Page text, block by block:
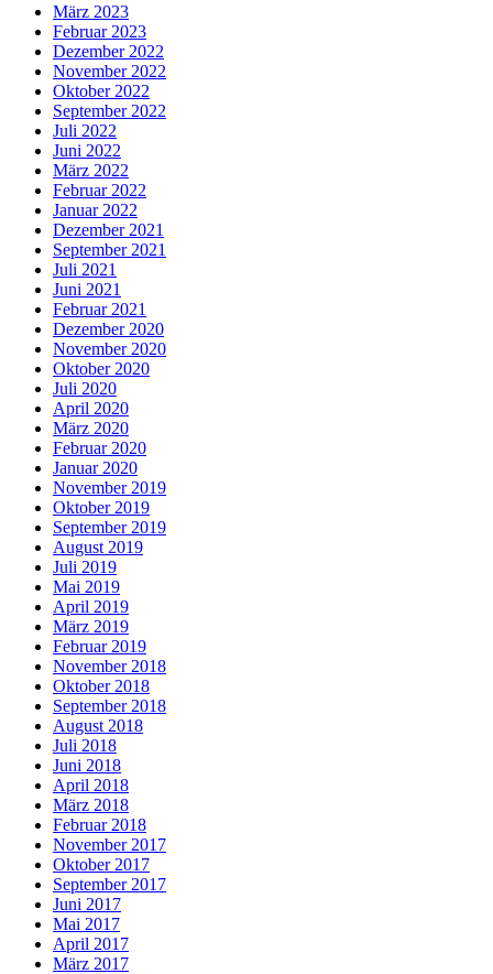
März 2023
Februar 2023
Dezember 2022
November 2022
Oktober 2022
September 2022
Juli 2022
Juni 2022
März 2022
Februar 2022
Januar 2022
Dezember 2021
September 2021
Juli 2021
Juni 2021
Februar 2021
Dezember 2020
November 2020
Oktober 2020
Juli 2020
April 2020
März 2020
Februar 2020
Januar 2020
November 2019
Oktober 2019
September 2019
August 2019
Juli 2019
Mai 2019
April 2019
März 2019
Februar 2019
November 2018
Oktober 2018
September 2018
August 2018
Juli 2018
Juni 2018
April 2018
März 2018
Februar 2018
November 2017
Oktober 2017
September 2017
Juni 2017
Mai 2017
April 2017
März 2017